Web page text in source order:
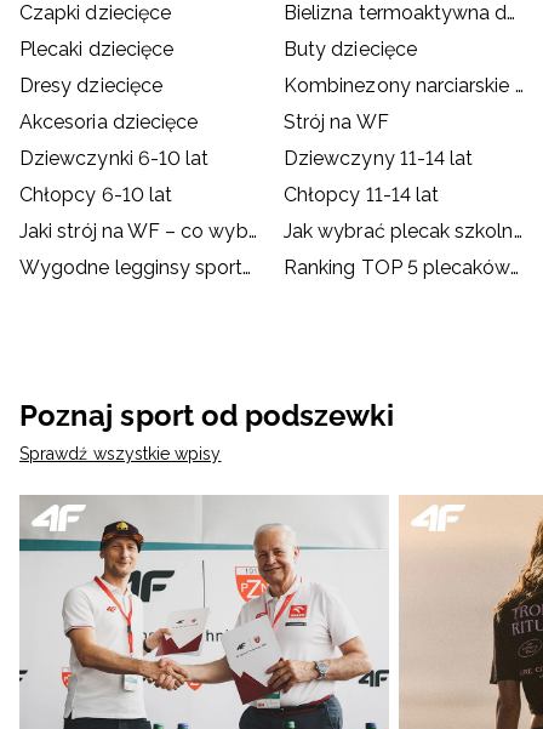
Czapki dziecięce
Bielizna termoaktywna dziecięca
Plecaki dziecięce
Buty dziecięce
Dresy dziecięce
Kombinezony narciarskie dziecięce
Akcesoria dziecięce
Strój na WF
Dziewczynki 6-10 lat
Dziewczyny 11-14 lat
Chłopcy 6-10 lat
Chłopcy 11-14 lat
Jaki strój na WF – co wybrać dla dziecka?
Jak wybrać plecak szkolny?
Wygodne legginsy sportowe dla dzieci
Ranking TOP 5 plecaków szkolnych od 4F
Poznaj sport od podszewki
Sprawdź wszystkie wpisy